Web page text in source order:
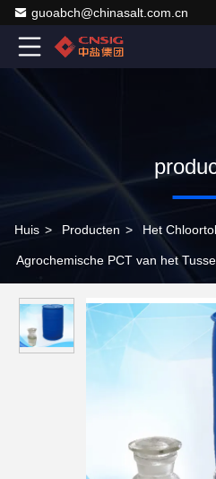
guoabch@chinasalt.com.cn
Huis > Producten > Het
Agrochemische PCT van het